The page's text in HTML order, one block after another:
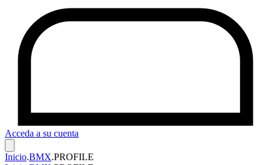
Acceda a su cuenta
Inicio.BMX.PROFILE